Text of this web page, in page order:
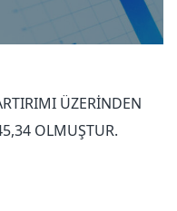
ÜZERİNDEN
OLMUŞTUR.